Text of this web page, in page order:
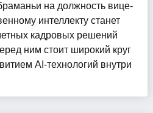
на должность вице-
интеллекту станет
кадровых решений
ним стоит широкий круг
AI-технологий внутри